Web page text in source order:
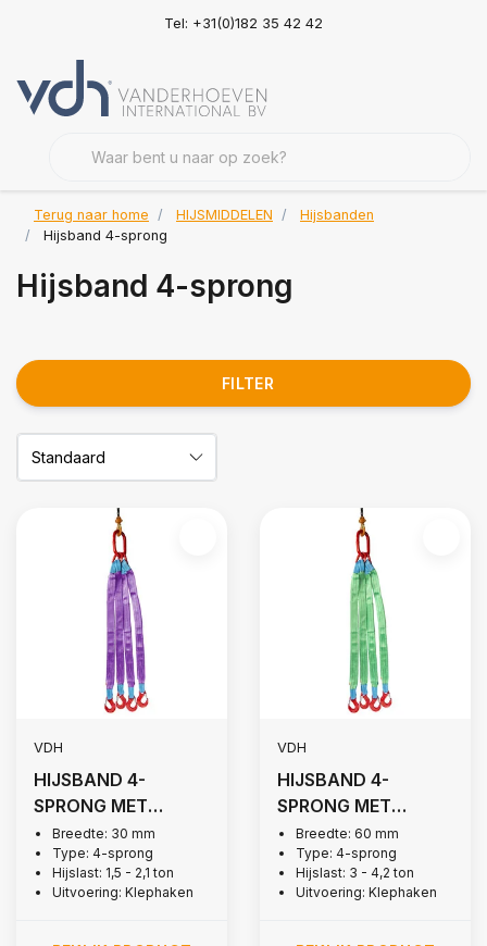
Tel: +31(0)182 35 42 42
Terug naar home HIJSMIDDELEN
Hijsbanden
Hijsband 4-sprong
Hijsband 4-sprong
FILTER
VDH
HIJSBAND 4-
SPRONG MET
KLEPHAKEN, 1,5
TON
Breedte: 30 mm
Type: 4-sprong
Hijslast: 1,5 - 2,1 ton
Uitvoering: Klephaken
VDH
HIJSBAND 4-
SPRONG MET
KLEPHAKEN, 3 TON
Breedte: 60 mm
Type: 4-sprong
Hijslast: 3 - 4,2 ton
Uitvoering: Klephaken